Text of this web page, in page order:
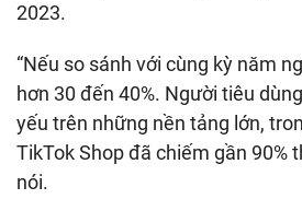
2023.
“Nếu so sánh với cùng kỳ năm
hơn 30 đến 40%. Người tiêu
yếu trên những nền tảng lớn,
TikTok Shop đã chiếm gần 90%
nói.